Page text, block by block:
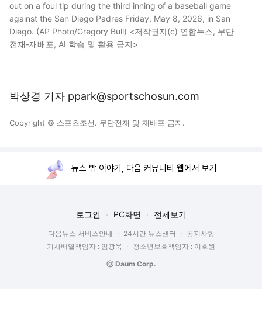
out on a foul tip during the third inning of a baseball game
against the San Diego Padres Friday, May 8, 2026, in San
Diego. (AP Photo/Gregory Bull) <저작권자(c) 연합뉴스, 무단
전재-재배포, AI 학습 및 활용 금지>
박상경 기자 ppark@sportschosun.com
Copyright © 스포츠조선. 무단전재 및 재배포 금지.
뉴스 밖 이야기, 다음 커뮤니티 웹에서 보기
로그인 PC화면 전체보기
다음뉴스 서비스안내 24시간 뉴스센터
공지사항
기사배열책임자 : 임광욱
청소년보호책임자 : 이호원
ⓒ Daum Corp.